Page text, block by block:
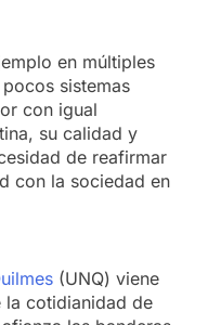
en múltiples
sistemas
con igual
su calidad y
de reafirmar
con la sociedad en
(UNQ) viene
la cotidianidad de